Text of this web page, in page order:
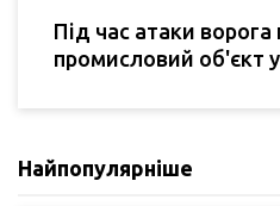
Під час атаки
промисловий об'єкт
Найпопулярніше